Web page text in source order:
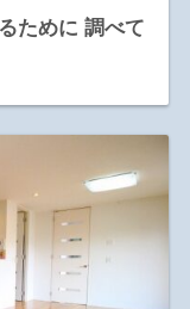
ために 調べて